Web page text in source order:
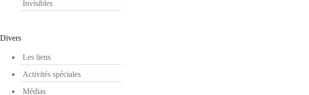
Invisibles
Divers
Les liens
Activités spéciales
Médias